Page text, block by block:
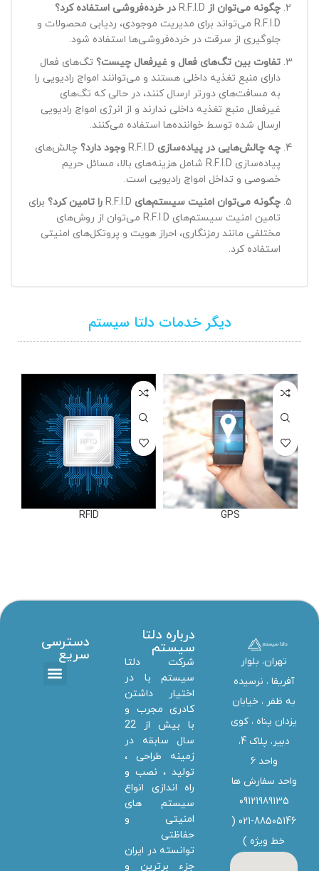
چگونه می‌توان از
در خرده‌فروشی استفاده کرد؟
R.F.I.D می‌تواند برای مدیریت موجودی، ردیابی محصولات و
جلوگیری از سرقت در خرده‌فروشی‌ها استفاده شود.
تفاوت بین تگ‌های فعال و غیرفعال چیست؟ تگ‌های فعال
دارای منبع تغذیه داخلی هستند و می‌توانند امواج رادیویی را
به مسافت‌های دورتر ارسال کنند، در حالی که تگ‌های
غیرفعال منبع تغذیه داخلی ندارند و از انرژی امواج رادیویی
ارسال شده توسط خواننده‌ها استفاده می‌کنند.
چه چالش‌هایی در پیاده‌سازی
وجود دارد؟ چالش‌های
پیاده‌سازی R.F.I.D شامل هزینه‌های بالا، مسائل حریم
خصوصی و تداخل امواج رادیویی است.
چگونه می‌توان امنیت سیستم‌های
را تامین کرد؟ برای
تامین امنیت سیستم‌های R.F.I.D می‌توان از روش‌های
مختلفی مانند رمزنگاری، احراز هویت و پروتکل‌های امنیتی
استفاده کرد.
دیگر خدمات دلتا سیستم
GPS
RFID
تهران، بلوار
آفریقا ، نرسیده
به ظفر ،‌ خیابان
یزدان پناه ، کوی
دبیر، پلاک 4،
واحد 6
واحد سفارش ها
09121989135
021-88505146 (
خط ویژه )
درباره دلتا
سیستم
شرکت دلتا
سیستم با در
اختیار داشتن
کادری مجرب و
با بیش از 22
سال سابقه در
زمینه طراحی ،
تولید ، نصب و
راه اندازی انواع
سیستم های
امنیتی و
حفاظتی
توانسته در ایران
جزء برترین و
دسترسی
سریع